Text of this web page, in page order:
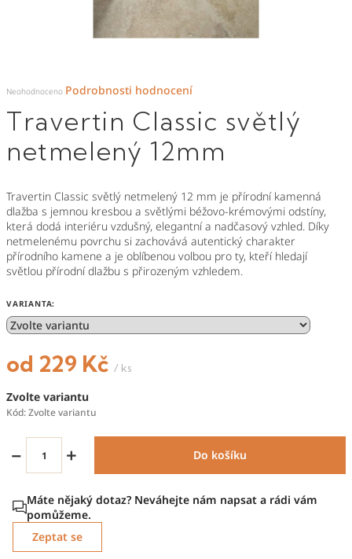
Travertin Classic světlý
netmelený 12mm
Průměrné
hodnocení
je
0,0
Neohodnoceno Podrobnosti hodnocení
Travertin Classic světlý netmelený 12 mm je přírodní kamenná
dlažba s jemnou kresbou a světlými béžovo-krémovými odstíny,
která dodá interiéru vzdušný, elegantní a nadčasový vzhled. Díky
netmelenému povrchu si zachovává autentický charakter
přírodního kamene a je oblíbenou volbou pro ty, kteří hledají
světlou přírodní dlažbu s přirozeným vzhledem.
VARIANTA:
od 229 Kč / ks
cena:
Zvolte variantu
Kód:Zvolte variantu
+
− Do košíku
Zeptat se